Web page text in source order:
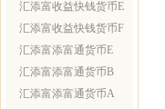
汇添富收益快钱货币E
汇添富收益快钱货币F
汇添富添富通货币E
汇添富添富通货币B
汇添富添富通货币A